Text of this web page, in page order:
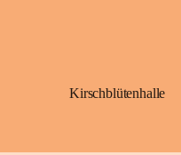
Kirschblütenhalle